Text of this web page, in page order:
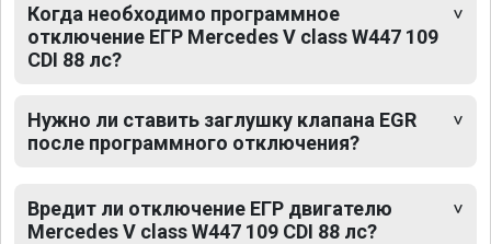
Когда необходимо программное
отключение ЕГР Mercedes V class W447 109
CDI 88 лс?
Нужно ли ставить заглушку клапана EGR
после программного отключения?
Вредит ли отключение ЕГР двигателю
Mercedes V class W447 109 CDI 88 лс?